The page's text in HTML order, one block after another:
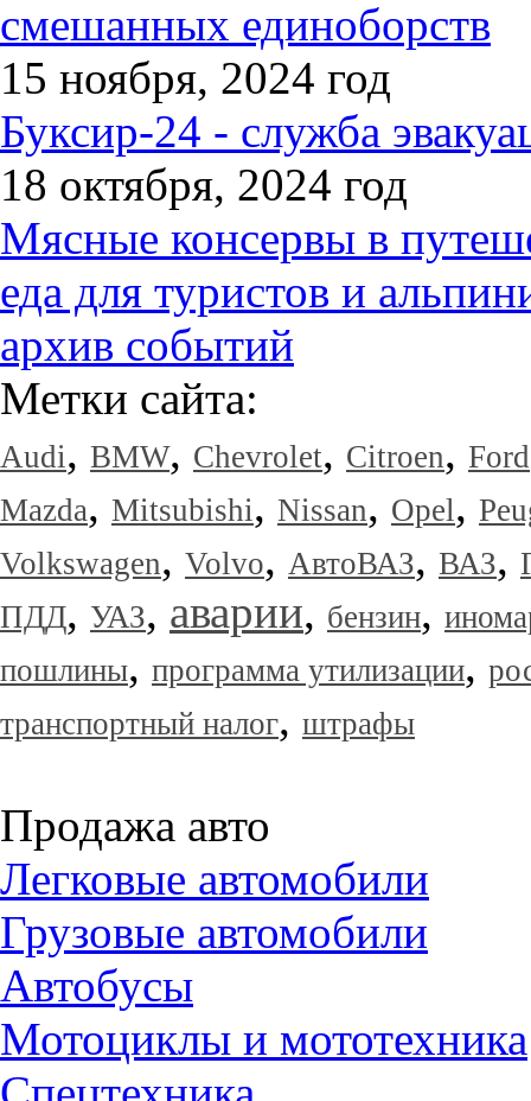
смешанных единоборств
15 ноября, 2024 год
Буксир-24 - служба
18 октября, 2024 год
Мясные консервы в
еда для туристов и
архив событий
Метки сайта:
Audi, BMW, Chevrolet, Citroen, Ford
Mazda, Mitsubishi, Nissan, Opel,
Volkswagen, Volvo, АвтоВАЗ, ВАЗ,
ПДД, УАЗ, аварии, бензин,
пошлины, программа утилизации,
транспортный налог, штрафы
Продажа авто
Легковые автомобили
Грузовые автомобили
Автобусы
Мотоциклы и мототехника